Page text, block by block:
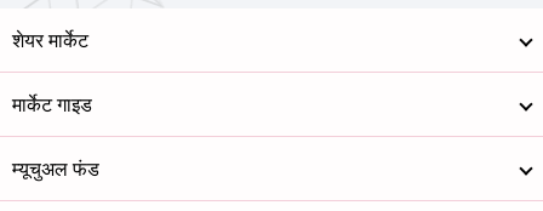
शेयर मार्केट
मार्केट गाइड
म्यूचुअल फंड